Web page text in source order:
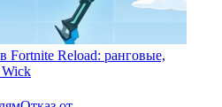
Fortnite Reload: ранговые,
Wick